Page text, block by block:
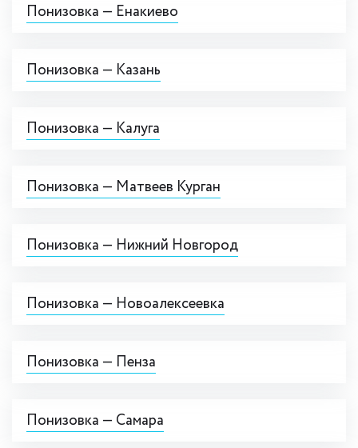
Понизовка — Енакиево
Понизовка — Казань
Понизовка — Калуга
Понизовка — Матвеев Курган
Понизовка — Нижний Новгород
Понизовка — Новоалексеевка
Понизовка — Пенза
Понизовка — Самара